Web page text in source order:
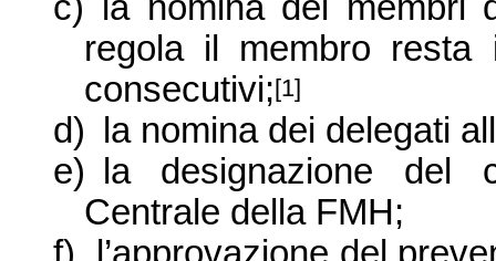
c)
la nomina dei
regola il membro
consecutivi;[1]
d)
la nomina dei delegati
e)
la designazione del
Centrale della FMH;